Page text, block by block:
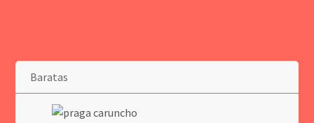
Baratas